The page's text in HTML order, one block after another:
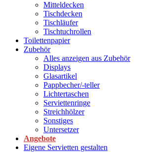
Mitteldecken
Tischdecken
Tischläufer
Tischtuchrollen
Toilettenpapier
Zubehör
Alles anzeigen aus Zubehör
Displays
Glasartikel
Pappbecher/-teller
Lichtertaschen
Serviettenringe
Streichhölzer
Sonstiges
Untersetzer
Angebote
Eigene Servietten gestalten